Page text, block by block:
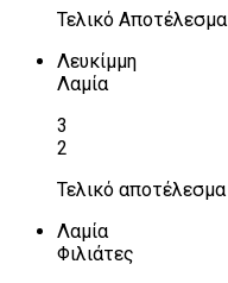
Τελικό Αποτέλεσμα
Λευκίμμη
Λαμία
3
2
Τελικό αποτέλεσμα
Λαμία
Φιλιάτες